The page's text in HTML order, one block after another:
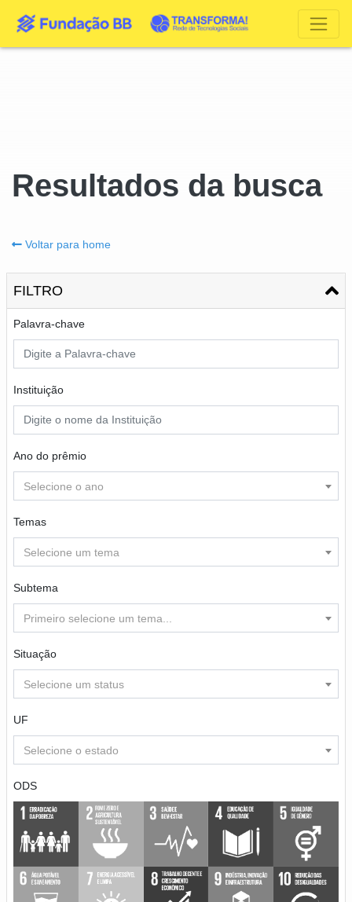
Resultados da busca
Voltar para home
FILTRO
Palavra-chave
Instituição
Ano do prêmio
Selecione o ano
Temas
Selecione um tema
Subtema
Primeiro selecione um tema...
Situação
Selecione um status
UF
Selecione o estado
ODS